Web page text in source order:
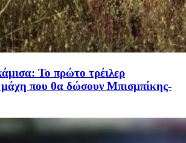
Το πρώτο τρέιλερ
μάχη που θα δώσουν Μπισμπίκης-